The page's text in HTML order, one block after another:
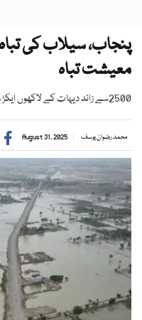
پنجاب، سیلاب کی
معیشت تباہ
2500سے زائد دیہات کے لاکھوں ایکڑ رقبہ پر فصلیں تباہ،ہزاروں مویشی بہہ گئے
محمد رضوان یوسف August 31, 2025